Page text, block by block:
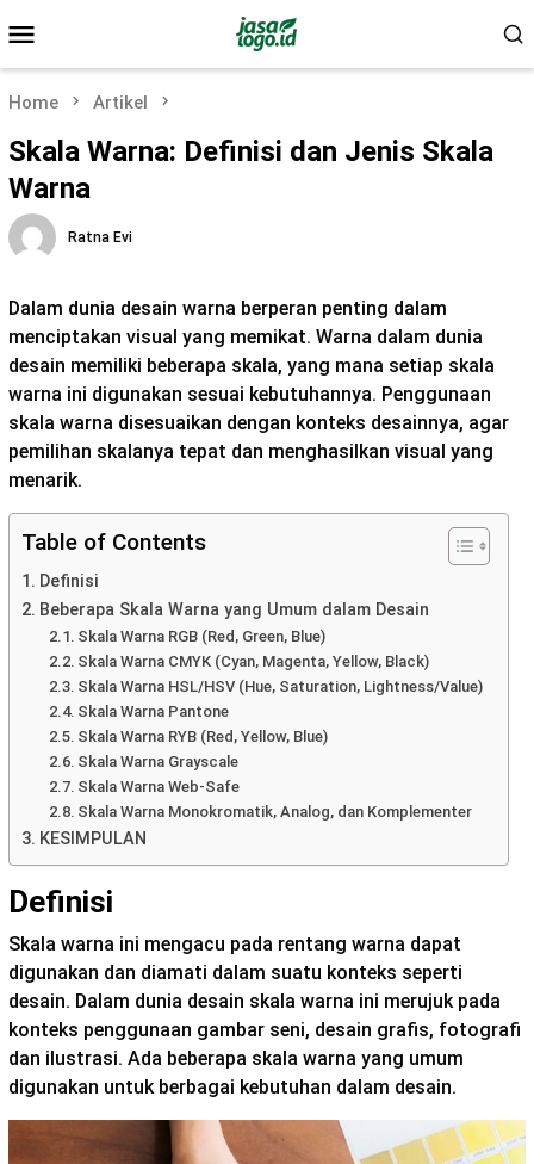
to
contentMenu
Home Artikel
Skala Warna: Definisi dan Jenis Skala
Warna
Ratna Evi
Dalam dunia desain warna berperan penting dalam
menciptakan visual yang memikat. Warna dalam dunia
desain memiliki beberapa skala, yang mana setiap skala
warna ini digunakan sesuai kebutuhannya. Penggunaan
skala warna disesuaikan dengan konteks desainnya, agar
pemilihan skalanya tepat dan menghasilkan visual yang
menarik.
Table of Contents
Definisi
Beberapa Skala Warna yang Umum dalam Desain
Skala Warna RGB (Red, Green, Blue)
Skala Warna CMYK (Cyan, Magenta, Yellow, Black)
Skala Warna HSL/HSV (Hue, Saturation, Lightness/Value)
Skala Warna Pantone
Skala Warna RYB (Red, Yellow, Blue)
Skala Warna Grayscale
Skala Warna Web-Safe
Skala Warna Monokromatik, Analog, dan Komplementer
KESIMPULAN
Definisi
Skala warna ini mengacu pada rentang warna dapat
digunakan dan diamati dalam suatu konteks seperti
desain. Dalam dunia desain skala warna ini merujuk pada
konteks penggunaan gambar seni, desain grafis, fotografi
dan ilustrasi. Ada beberapa skala warna yang umum
digunakan untuk berbagai kebutuhan dalam desain.